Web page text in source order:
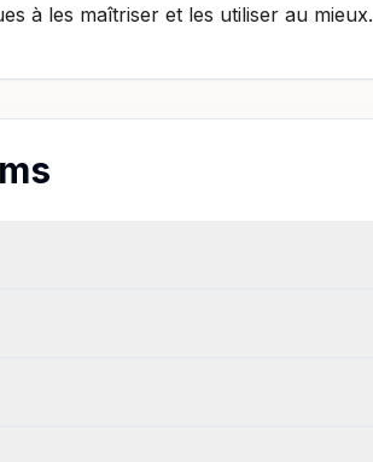
à les maîtriser et les utiliser au mieux.